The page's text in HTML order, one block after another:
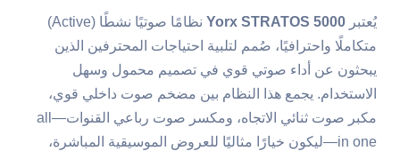
يُعتبرYorx STRATOS 5000
نظامًا صوتيًا نشطًا (Active)
متكاملًا واحترافيًا، صُمم لتلبية احتياجات المحترفين الذين
يبحثون عن أداء صوتي قوي في تصميم محمول وسهل
الاستخدام. يجمع هذا النظام بين مضخم صوت داخلي قوي،
مكبر صوت ثنائي الاتجاه، ومكسر صوت رباعي القنوات—all
in one—ليكون خيارًا مثاليًا للعروض الموسيقية المباشرة،